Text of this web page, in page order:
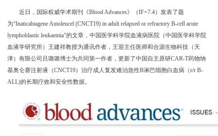
近日，国际权威学术期刊《Blood Advances》（IF=7.4）发表了题
为“Inaticabtagene Autoleucel (CNCT19) in adult relapsed or refractory B-cell acute
lymphoblastic leukaemia”的文章，中国医学科学院血液病医院（中国医学科学院
血液学研究所）王建祥教授为通讯作者，王迎主任医师和合源生物科技（天
津）有限公司吕璐璐博士为共同第一作者，更新了中国自主原研CAR-T药物纳
基奥仑赛注射液（CNCT19）治疗成人复发难治急性B淋巴细胞白血病（r/r B-
ALL)的长期疗效和安全性数据。